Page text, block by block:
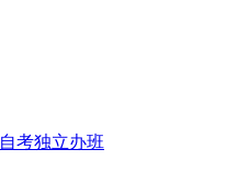
自考独立办班